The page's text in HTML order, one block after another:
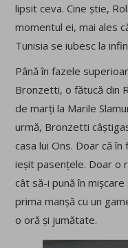
lipsit ceva. Cine știe,
momentul ei, mai ales
Tunisia se iubesc la
Până în fazele
Bronzetti, o fătucă din
de marți la Marile
urmă, Bronzetti
casa lui Ons. Doar că
ieșit pasențele. Doar o
cât să-i pună în
prima manșă cu un
o oră și jumătate.